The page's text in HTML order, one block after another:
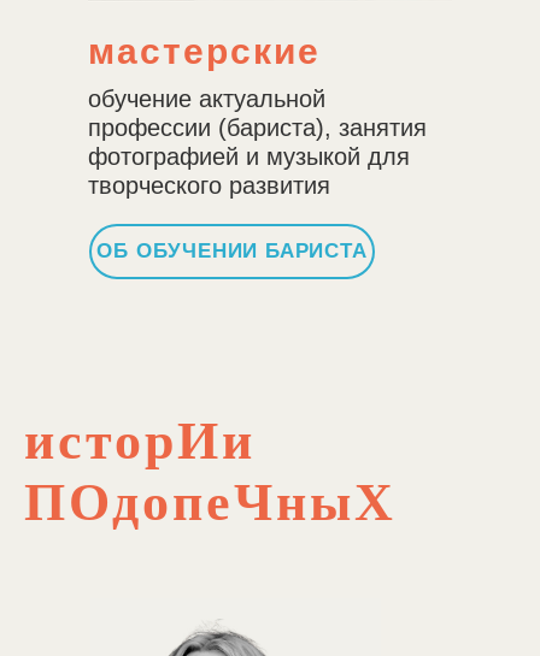
мастерские
обучение актуальной
профессии (бариста), занятия
фотографией и музыкой для
творческого развития
ОБ ОБУЧЕНИИ БАРИСТА
исторИи
ПОдопеЧныХ